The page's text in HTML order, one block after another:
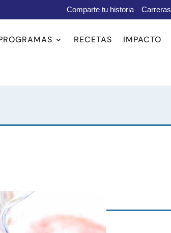
Comparte tu historia Carreras
RECETAS IMPACTO